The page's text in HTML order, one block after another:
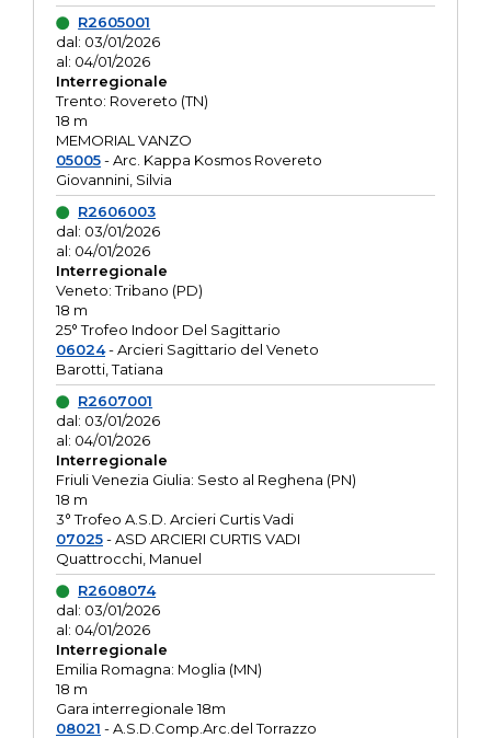
R2605001
dal: 03/01/2026
al: 04/01/2026
Interregionale
Trento: Rovereto (TN)
18 m
MEMORIAL VANZO
05005- Arc. Kappa Kosmos Rovereto
Giovannini, Silvia
R2606003
dal: 03/01/2026
al: 04/01/2026
Interregionale
Veneto: Tribano (PD)
18 m
25° Trofeo Indoor Del Sagittario
06024- Arcieri Sagittario del Veneto
Barotti, Tatiana
R2607001
dal: 03/01/2026
al: 04/01/2026
Interregionale
Friuli Venezia Giulia: Sesto al Reghena (PN)
18 m
3° Trofeo A.S.D. Arcieri Curtis Vadi
07025- ASD ARCIERI CURTIS VADI
Quattrocchi, Manuel
R2608074
dal: 03/01/2026
al: 04/01/2026
Interregionale
Emilia Romagna: Moglia (MN)
18 m
Gara interregionale 18m
08021 - A.S.D.Comp.Arc.del Torrazzo